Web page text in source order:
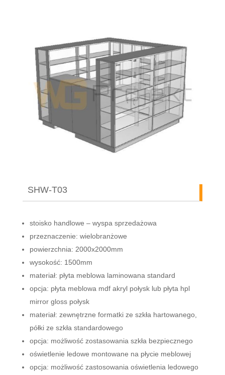
SHW-T03
stoisko handlowe – wyspa sprzedażowa
przeznaczenie: wielobranżowe
powierzchnia: 2000x2000mm
wysokość: 1500mm
materiał: płyta meblowa laminowana standard
opcja: płyta meblowa mdf akryl połysk lub płyta hpl
mirror gloss połysk
materiał: zewnętrzne formatki ze szkła hartowanego,
półki ze szkła standardowego
opcja: możliwość zostasowania szkła bezpiecznego
oświetlenie ledowe montowane na płycie meblowej
opcja: możliwość zastosowania oświetlenia ledowego